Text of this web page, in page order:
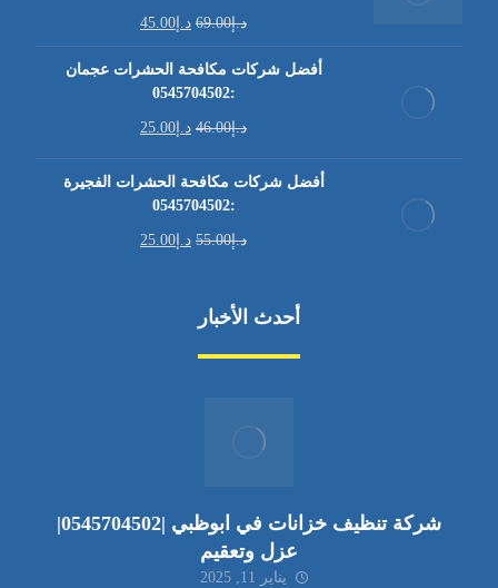
د.إ69.00 د.إ 45.00
أفضل شركات مكافحة الحشرات عجمان
:0545704502
د.إ46.00 د.إ 25.00
أفضل شركات مكافحة الحشرات الفجيرة
:0545704502
د.إ55.00 د.إ 25.00
أحدث الأخبار
شركة تنظيف خزانات في ابوظبي |0545704502|
عزل وتعقيم
يناير 11, 2025